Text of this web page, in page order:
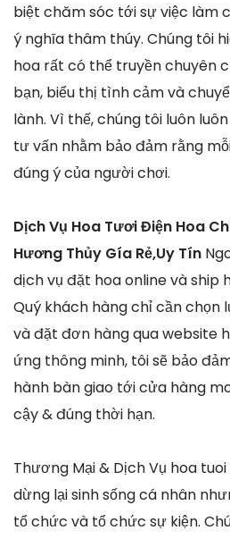
biệt chăm sóc tới sự việc làm
ý nghĩa thâm thúy. Chúng tôi
hoa rất có thể truyền chuyên
bạn, biểu thị tình cảm và
lành. Vì thế, chúng tôi luôn
tư vấn nhằm bảo đảm rằng
đúng ý của người chơi.
Dịch Vụ Hoa Tươi Điện Hoa
Hương Thủy Gía Rẻ,Uy Tín
dịch vụ đặt hoa online và ship
Quý khách hàng chỉ cần chọn
và đặt đơn hàng qua website
ứng thông minh, tôi sẽ bảo
hành bàn giao tới cửa hàng
cậy & đúng thời hạn.
Thương Mại & Dịch Vụ hoa
dừng lại sinh sống cá nhân
tổ chức và tổ chức sự kiện.